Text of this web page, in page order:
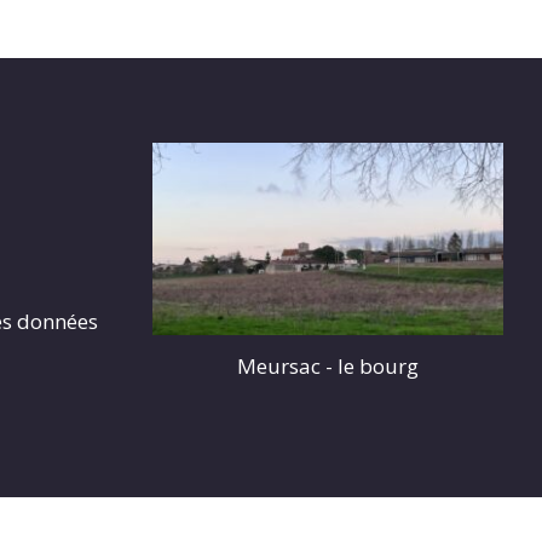
données
Meursac - le bourg